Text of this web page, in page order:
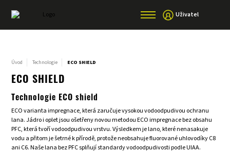
Uživatel
Úvod Technologie ECO SHIELD
ECO SHIELD
Technologie ECO shield
ECO varianta impregnace, která zaručuje vysokou vodoodpudivou ochranu
lana. Jádro i oplet jsou ošetřeny novou metodou ECO impregnace bez obsahu
PFC, která tvoří vodoodpudivou vrstvu. Výsledkem je lano, které nenasakuje
vodu a přitom je šetrné k přírodě, protože neobsahuje fluorované uhlovodíky C8
ani C6. Naše lana bez PFC splňují standardy vodoodpudivosti podle UIAA.